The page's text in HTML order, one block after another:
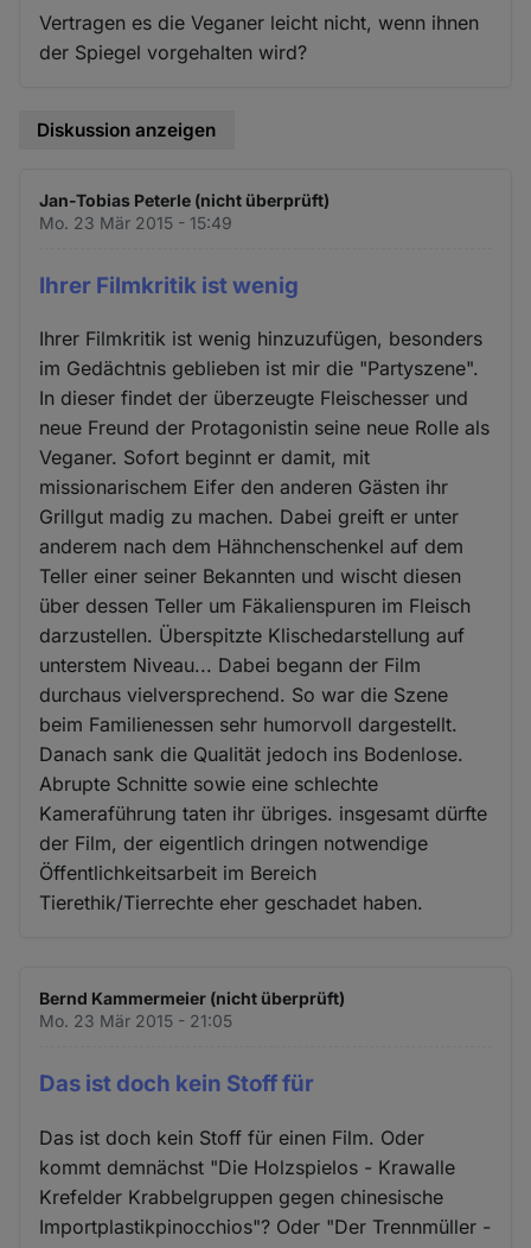
Vertragen es die Veganer leicht nicht, wenn ihnen
der Spiegel vorgehalten wird?
Diskussion anzeigen
Jan-Tobias Peterle (nicht überprüft)
Mo. 23 Mär 2015 - 15:49
Ihrer Filmkritik ist wenig
Ihrer Filmkritik ist wenig hinzuzufügen, besonders
im Gedächtnis geblieben ist mir die "Partyszene".
In dieser findet der überzeugte Fleischesser und
neue Freund der Protagonistin seine neue Rolle als
Veganer. Sofort beginnt er damit, mit
missionarischem Eifer den anderen Gästen ihr
Grillgut madig zu machen. Dabei greift er unter
anderem nach dem Hähnchenschenkel auf dem
Teller einer seiner Bekannten und wischt diesen
über dessen Teller um Fäkalienspuren im Fleisch
darzustellen. Überspitzte Klischedarstellung auf
unterstem Niveau... Dabei begann der Film
durchaus vielversprechend. So war die Szene
beim Familienessen sehr humorvoll dargestellt.
Danach sank die Qualität jedoch ins Bodenlose.
Abrupte Schnitte sowie eine schlechte
Kameraführung taten ihr übriges. insgesamt dürfte
der Film, der eigentlich dringen notwendige
Öffentlichkeitsarbeit im Bereich
Tierethik/Tierrechte eher geschadet haben.
Bernd Kammermeier (nicht überprüft)
Mo. 23 Mär 2015 - 21:05
Das ist doch kein Stoff für
Das ist doch kein Stoff für einen Film. Oder
kommt demnächst "Die Holzspielos - Krawalle
Krefelder Krabbelgruppen gegen chinesische
Importplastikpinocchios"? Oder "Der Trennmüller -